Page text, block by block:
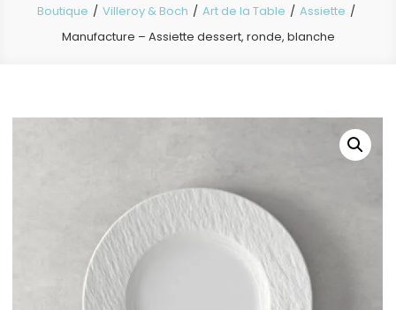
Boutique Villeroy & Boch Art de la Table
Assiette
Manufacture – Assiette dessert, ronde, blanche